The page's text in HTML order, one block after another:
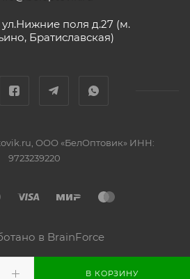
В КОРЗИНУ
поля д.27 (м.
Братиславская)
ООО «БелОптовик» ИНН:
9723239220
в BrainForce